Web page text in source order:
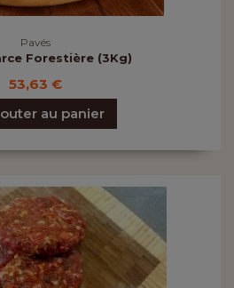
Pavés
Forestière (3Kg)
53,63 €
au panier